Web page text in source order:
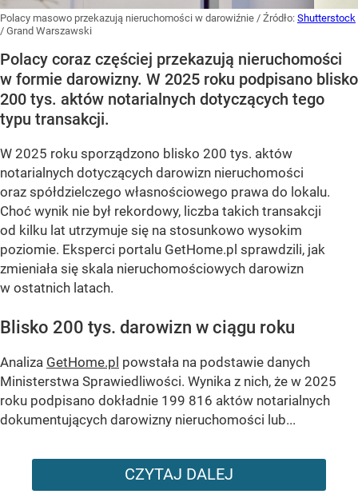
Polacy masowo przekazują nieruchomości w darowiźnie / Źródło: Shutterstock
/ Grand Warszawski
Polacy coraz częściej przekazują nieruchomości
w formie darowizny. W 2025 roku podpisano blisko
200 tys. aktów notarialnych dotyczących tego
typu transakcji.
W 2025 roku sporządzono blisko 200 tys. aktów
notarialnych dotyczących darowizn nieruchomości
oraz spółdzielczego własnościowego prawa do lokalu.
Choć wynik nie był rekordowy, liczba takich transakcji
od kilku lat utrzymuje się na stosunkowo wysokim
poziomie. Eksperci portalu GetHome.pl sprawdzili, jak
zmieniała się skala nieruchomościowych darowizn
w ostatnich latach.
Blisko 200 tys. darowizn w ciągu roku
Analiza GetHome.pl powstała na podstawie danych
Ministerstwa Sprawiedliwości. Wynika z nich, że w 2025
roku podpisano dokładnie 199 816 aktów notarialnych
dokumentujących darowizny nieruchomości lub...
CZYTAJ DALEJ